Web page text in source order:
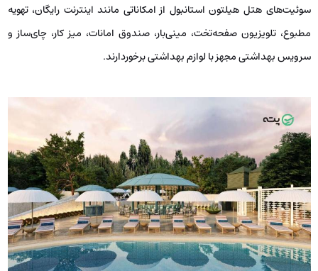
سوئیت‌های هتل هیلتون استانبول از امکاناتی مانند اینترنت رایگان، تهویه
مطبوع، تلویزیون صفحه‌تخت، مینی‌بار، صندوق امانات، میز کار، چای‌ساز و
سرویس بهداشتی مجهز با لوازم بهداشتی برخوردارند.